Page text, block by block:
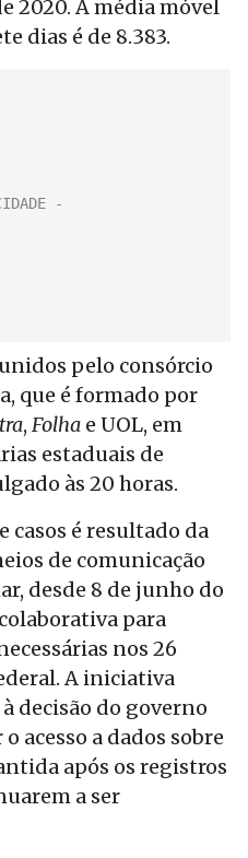
2020. A média móvel
dias é de 8.383.
pelo consórcio
que é formado por
, Folha e UOL, em
estaduais de
às 20 horas.
casos é resultado da
de comunicação
desde 8 de junho do
para
nos 26
A iniciativa
decisão do governo
acesso a dados sobre
após os registros
a ser